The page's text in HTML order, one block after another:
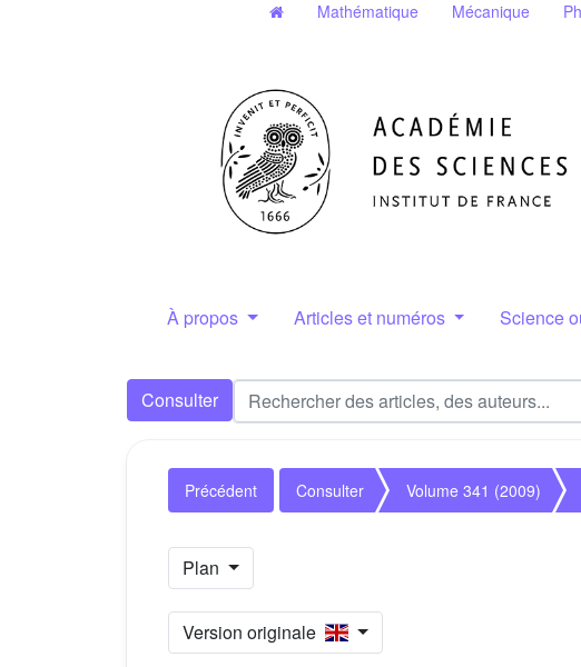
Mathématique Mécanique
À propos Articles et numéros Science
Consulter
Précédent Consulter Volume 341 (2009)
Plan
Version originale